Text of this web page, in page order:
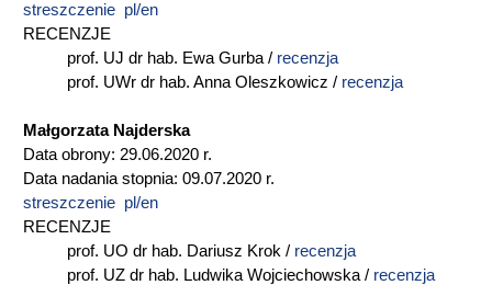
streszczenie pl/en
RECENZJE
prof. UJ dr hab. Ewa Gurba / recenzja
prof. UWr dr hab. Anna Oleszkowicz / recenzja
Małgorzata Najderska
Data obrony: 29.06.2020 r.
Data nadania stopnia: 09.07.2020 r.
streszczenie pl/en
RECENZJE
prof. UO dr hab. Dariusz Krok / recenzja
prof. UZ dr hab. Ludwika Wojciechowska / recenzja